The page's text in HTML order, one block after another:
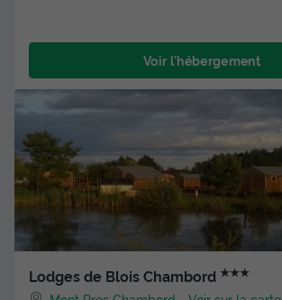
Voir l'hébergement
Lodges de Blois Chambord ★★★